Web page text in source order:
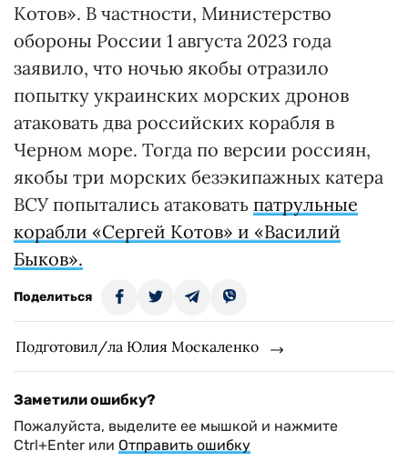
Котов». В частности, Министерство
обороны России 1 августа 2023 года
заявило, что ночью якобы отразило
попытку украинских морских дронов
атаковать два российских корабля в
Черном море. Тогда по версии россиян,
якобы три морских безэкипажных катера
ВСУ попытались атаковать патрульные
корабли «Сергей Котов» и «Василий
Быков».
Поделиться
Подготовил/ла Юлия Москаленко
Заметили ошибку?
Пожалуйста, выделите ее мышкой и нажмите
Ctrl+Enter или Отправить ошибку